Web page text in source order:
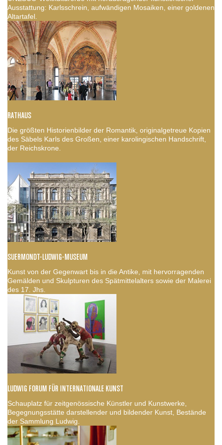
Ausstattung: Karlsschrein, aufwändigen Mosaiken, einer goldenen
Altartafel.
RATHAUS
Die größten Historienbilder der Romantik, originalgetreue Kopien
des Säbels Karls des Großen, einer karolingischen Handschrift,
der Reichskrone.
SUERMONDT-LUDWIG-MUSEUM
Kunst von der Gegenwart bis in die Antike, mit hervorragenden
Gemälden und Skulpturen des Spätmittelalters sowie der Malerei
des 17. Jhs.
LUDWIG FORUM FÜR INTERNATIONALE KUNST
Schauplatz für zeitgenössische Künstler und Kunstwerke,
Begegnungsstätte darstellender und bildender Kunst, Bestände
der Sammlung Ludwig.